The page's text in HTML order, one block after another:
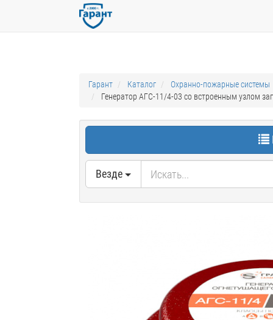
Гарант Каталог
Охранно-пожарные системы
Генератор АГС-11/4-03 со встроенным узлом
Везде